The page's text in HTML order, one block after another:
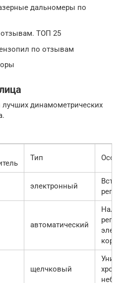
дальномеры по
ТОП 25
по отзывам
лучших динамометрических
Тип
электронный
автоматический
щелчковый